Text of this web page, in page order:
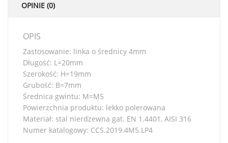
OPINIE (0)
OPIS
Zastosowanie: linka o średnicy 4mm
Długość: L=20mm
Szerokość: H=19mm
Grubość: B=7mm
Średnica gwintu: M=M5
Powierzchnia produktu: lekko polerowana
Materiał: stal nierdzewna gat. EN 1.4401, AISI 316
Numer katalogowy: CCS.2019.4M5.LP4